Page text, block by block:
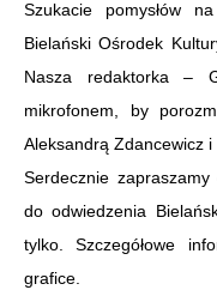
Szukacie pomysłów
Bielański Ośrodek
Nasza redaktorka –
mikrofonem, by
Aleksandrą Zdancewicz i
Serdecznie
do odwiedzenia
tylko. Szczegółowe
grafice.